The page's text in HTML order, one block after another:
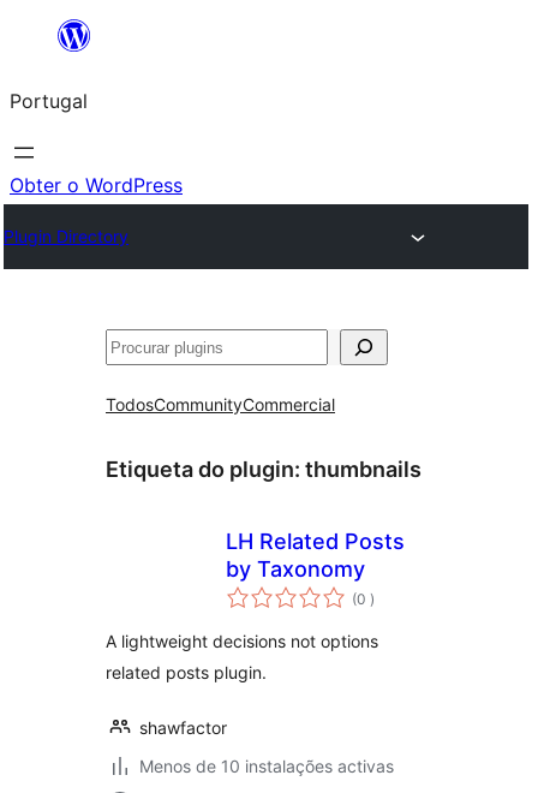
Saltar
o
conteúdo
Portugal
Obter o WordPress
Plugin Directory
Pesquisar
TodosCommunityCommercial
Etiqueta do plugin: thumbnails
LH Related Posts
by Taxonomy
(0 classificações
)
A lightweight decisions not options
related posts plugin.
shawfactor
Menos de 10 instalações activas